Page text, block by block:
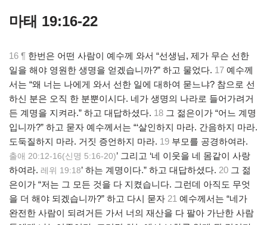
마태 19:16-22
16 ¶ 한번은 어떤 사람이 예수께 와서 “선생님, 제가 무슨 선한
일을 해야 영원한 생명을 얻겠습니까?” 하고 물었다. 17 예수께
서는 “왜 너는 나에게 와서 선한 일에 대하여 묻느냐? 참으로 선
하신 분은 오직 한 분뿐이시다. 네가 생명의 나라로 들어가려거
든 계명을 지켜라.” 하고 대답하셨다. 18 그 젊은이가 “어느 계명
입니까?” 하고 묻자 예수께서는 “‘살인하지 마라. 간음하지 마라.
도둑질하지 마라. 거짓 증언하지 마라. 19 부모를 공경하여라.
출애 20:12-16(신명 5:16-20)’ 그리고 ‘네 이웃을 네 몸같이 사랑
하여라. 레위 19:18’ 하는 계명이다.” 하고 대답하셨다. 20 그 젊
은이가 “저는 그 모든 것을 다 지켰습니다. 그런데 아직도 무엇
을 더 해야 되겠습니까?” 하고 다시 묻자 21 예수께서는 “네가
완전한 사람이 되려거든 가서 너의 재산을 다 팔아 가난한 사람